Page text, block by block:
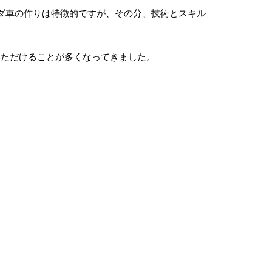
の作りは特徴的ですが、その分、技術とスキル
だけることが多くなってきました。